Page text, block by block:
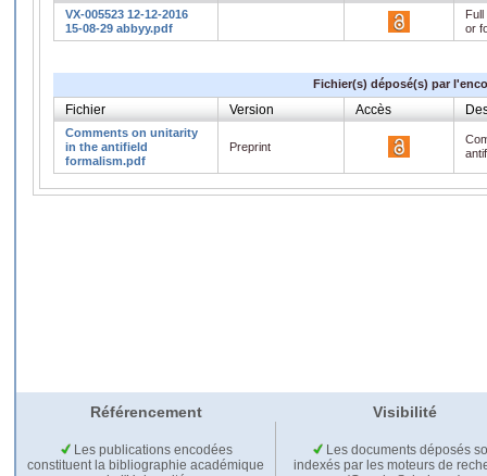
VX-005523 12-12-2016
15-08-29 abbyy.pdf
or
Fichier(s) déposé(s) par
Fichier Version Accès
Comments on unitarity
in the antifield
formalism.pdf
Preprint
Référencement Visibilité
Les publications encodées
constituent la bibliographie académique
Les documents déposés
indexés par les moteurs de